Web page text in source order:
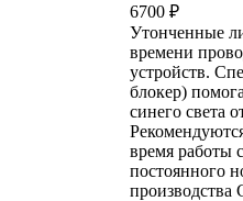
6700 ₽
Утонченные
времени
устройств.
блокер)
синего света
время работы
постоянного